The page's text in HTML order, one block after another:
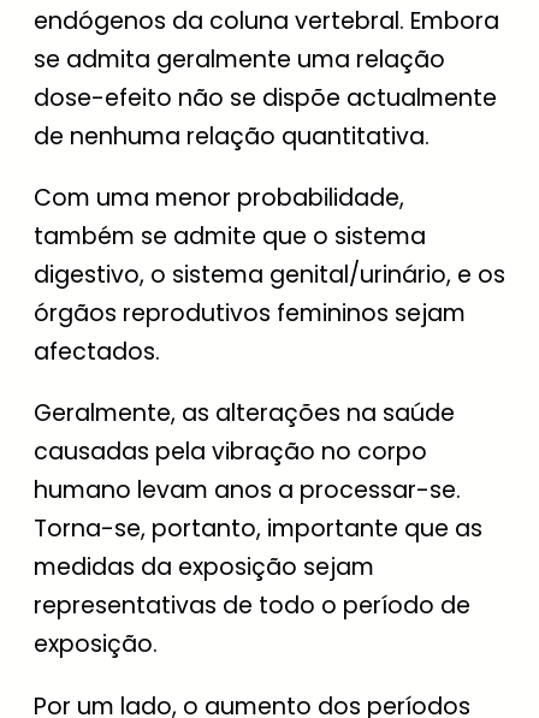
endógenos da coluna vertebral. Embora
se admita geralmente uma relação
dose-efeito não se dispõe actualmente
de nenhuma relação quantitativa.
Com uma menor probabilidade,
também se admite que o sistema
digestivo, o sistema genital/urinário, e os
órgãos reprodutivos femininos sejam
afectados.
Geralmente, as alterações na saúde
causadas pela vibração no corpo
humano levam anos a processar-se.
Torna-se, portanto, importante que as
medidas da exposição sejam
representativas de todo o período de
exposição.
Por um lado, o aumento dos períodos